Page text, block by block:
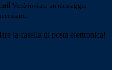
Verrà inviato un messaggio
la casella di posta elettronica!